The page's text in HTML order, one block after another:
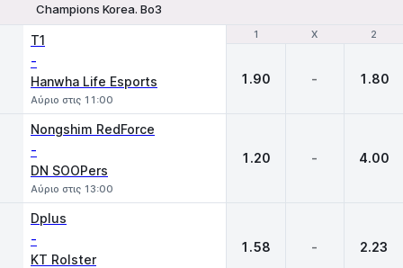
Champions Korea. Bo3
1 X 2
T1
-
Hanwha Life Esports
Αύριο στις 11:00
1 X 2
1.90 - 1.80
Nongshim RedForce
-
DN SOOPers
Αύριο στις 13:00
1.20 - 4.00
Dplus
-
KT Rolster
1.58 - 2.23